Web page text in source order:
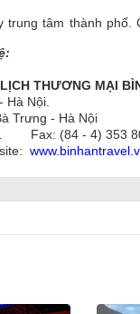
trung tâm thành phố.
THƯƠNG MẠI
Nội.
Trưng - Hà Nội
Fax: (84 - 4) 353